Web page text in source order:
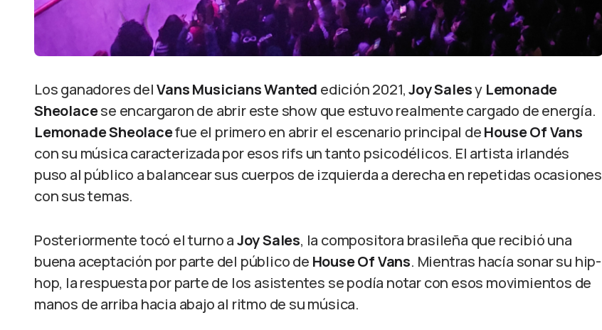
Los ganadores delVans Musicians Wanted edición 2021,Joy Salesy Lemonade
Sheolacese encargaron de abrir este show que estuvo realmente cargado de energía.
Lemonade Sheolacefue el primero en abrir el escenario principal deHouse Of Vans
con su música caracterizada por esos rifs un tanto psicodélicos. El artista irlandés
puso al público a balancear sus cuerpos de izquierda a derecha en repetidas ocasiones
con sus temas.
Posteriormente tocó el turno aJoy Sales, la compositora brasileña que recibió una
buena aceptación por parte del público de House Of Vans. Mientras hacía sonar su hip-
hop, la respuesta por parte de los asistentes se podía notar con esos movimientos de
manos de arriba hacia abajo al ritmo de su música.